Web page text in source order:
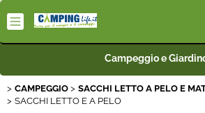
Camping-Life Home
Campeggio e
CAMPEGGIO
SACCHI LETTO A PELO E
SACCHI LETTO E A PELO